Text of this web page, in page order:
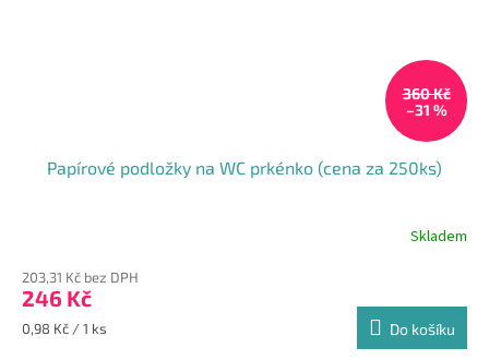
360 Kč
–31 %
Papírové podložky na WC prkénko (cena za 250ks)
Skladem
203,31 Kč bez DPH
246 Kč
Měrná
0,98 Kč / 1 ks Do košíku